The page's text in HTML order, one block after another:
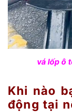
vá lốp ô
Khi nào
động tại